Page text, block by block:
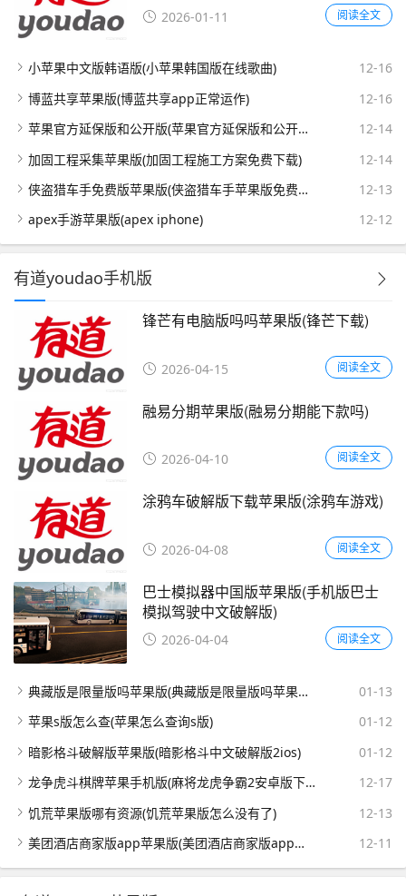
2026-01-11 阅读全文
小苹果中文版韩语版(小苹果韩国版在线歌曲)
12-16
博蓝共享苹果版(博蓝共享app正常运作)
12-16
苹果官方延保版和公开版(苹果官方延保版和公开版哪个好)
12-14
加固工程采集苹果版(加固工程施工方案免费下载)
12-14
侠盗猎车手免费版苹果版(侠盗猎车手苹果版免费版下载)
12-13
apex手游苹果版(apex iphone)
12-12
有道youdao手机版
锋芒有电脑版吗吗苹果版(锋芒下载)
2026-04-15 阅读全文
融易分期苹果版(融易分期能下款吗)
2026-04-10 阅读全文
涂鸦车破解版下载苹果版(涂鸦车游戏)
2026-04-08 阅读全文
巴士模拟器中国版苹果版(手机版巴士
模拟驾驶中文破解版)
2026-04-04 阅读全文
典藏版是限量版吗苹果版(典藏版是限量版吗苹果版多少钱)
01-13
苹果s版怎么查(苹果怎么查询s版)
01-12
暗影格斗破解版苹果版(暗影格斗中文破解版2ios)
01-12
龙争虎斗棋牌苹果手机版(麻将龙虎争霸2安卓版下载)
12-17
饥荒苹果版哪有资源(饥荒苹果版怎么没有了)
12-13
美团酒店商家版app苹果版(美团酒店商家版app苹果版下载)
12-11